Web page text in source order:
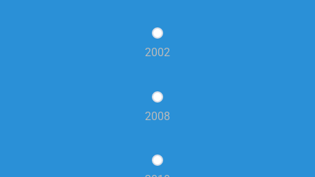
2002
2008